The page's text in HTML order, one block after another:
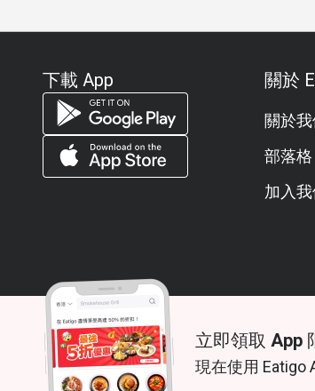
下載 App 關於
關於
部落格
加入
© 2026 Zoek. All rights reserved.
立即領取 App
現在使用 Eatigo